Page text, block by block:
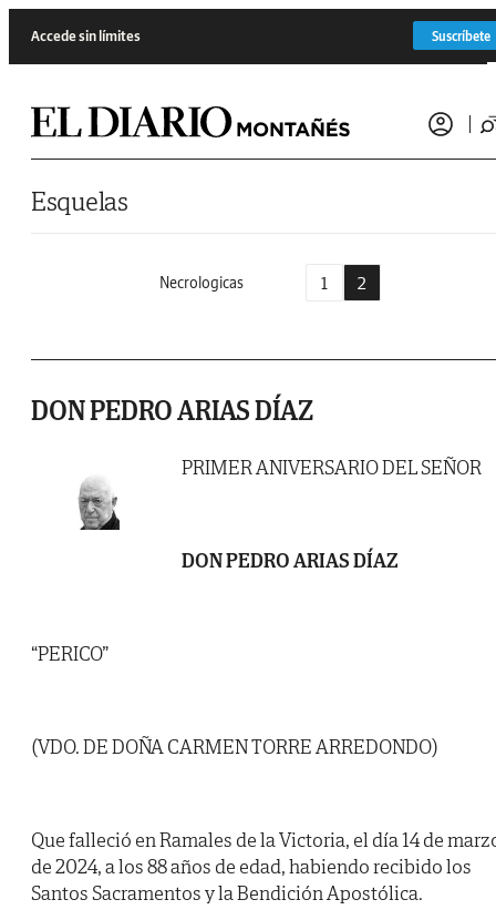
Accede sin límites Suscríbete
Esquelas
Necrologicas 1 2
DON PEDRO ARIAS DÍAZ
PRIMER ANIVERSARIO DEL SEÑOR
DON PEDRO ARIAS DÍAZ
“PERICO”
(VDO. DE DOÑA CARMEN TORRE ARREDONDO)
Que falleció en Ramales de la Victoria, el día 14 de
de 2024, a los 88 años de edad, habiendo recibido los
Santos Sacramentos y la Bendición Apostólica.